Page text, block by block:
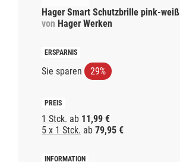
Hager Smart Schutzbrille pink-weiß
von Hager Werken
Sie sparen 29%
1 Stck. ab 11,99 €
5 x 1 Stck. ab 79,95 €